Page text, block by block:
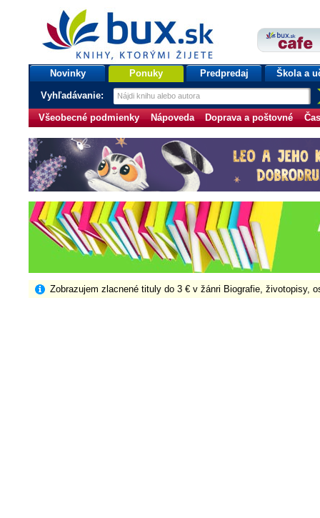
bux.sk
knihy, ktorými žijete
Úvodná stránka
Novinky Ponuky Predpredaj Škola a
Vyhľadávanie:
Všeobecné podmienky Nápoveda Doprava a poštovné
Zobrazujem zlacnené tituly do 3 € v žánri Biografie, životopisy,